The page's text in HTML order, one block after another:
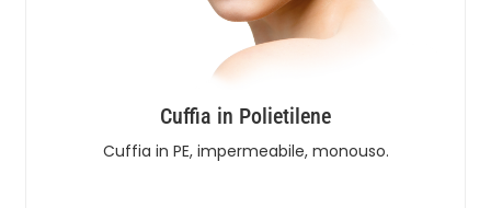
Cuffia in Polietilene
Cuffia in PE, impermeabile, monouso.